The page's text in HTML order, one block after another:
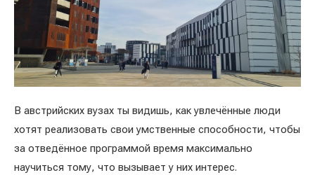
В австрийских вузах ты видишь, как увлечённые люди
хотят реализовать свои умственные способности, чтобы
за отведённое программой время максимально
научиться тому, что вызывает у них интерес.